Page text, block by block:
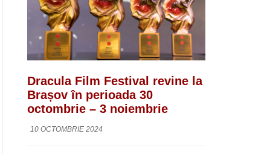
Dracula Film Festival revine la
Brașov în perioada 30
octombrie – 3 noiembrie
10 OCTOMBRIE 2024